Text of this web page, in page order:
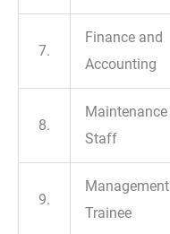
7.
Finance and
Accounting
8.
Maintenance
Staff
9.
Management
Trainee